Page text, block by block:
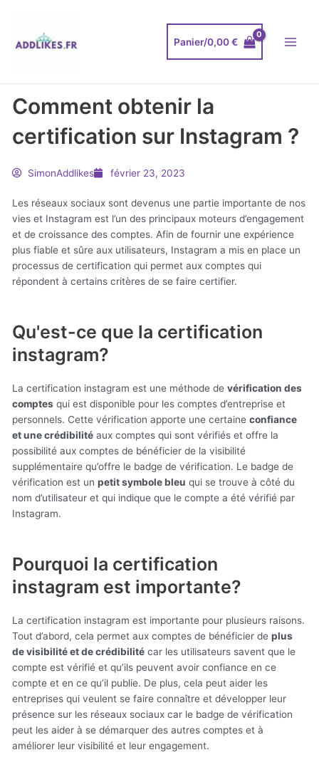
contenu
Panier/0,00€
Menu
Comment obtenir la
certification sur Instagram ?
SimonAddlikes février 23, 2023
Les réseaux sociaux sont devenus une partie importante de nos
vies et Instagram est l’un des principaux moteurs d’engagement
et de croissance des comptes. Afin de fournir une expérience
plus fiable et sûre aux utilisateurs, Instagram a mis en place un
processus de certification qui permet aux comptes qui
répondent à certains critères de se faire certifier.
Qu'est-ce que la certification
instagram?
La certification instagram est une méthode devérification des
comptes qui est disponible pour les comptes d’entreprise et
personnels. Cette vérification apporte une certaineconfiance
et une crédibilité aux comptes qui sont vérifiés et offre la
possibilité aux comptes de bénéficier de la visibilité
supplémentaire qu’offre le badge de vérification. Le badge de
vérification est unpetit symbole bleu qui se trouve à côté du
nom d’utilisateur et qui indique que le compte a été vérifié par
Instagram.
Pourquoi la certification
instagram est importante?
La certification instagram est importante pour plusieurs raisons.
Tout d’abord, cela permet aux comptes de bénéficier deplus
de visibilité et de crédibilité car les utilisateurs savent que le
compte est vérifié et qu’ils peuvent avoir confiance en ce
compte et en ce qu’il publie. De plus, cela peut aider les
entreprises qui veulent se faire connaître et développer leur
présence sur les réseaux sociaux car le badge de vérification
peut les aider à se démarquer des autres comptes et à
améliorer leur visibilité et leur engagement.